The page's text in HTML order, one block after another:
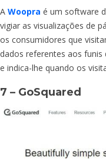
A Woopra é um software
vigiar as visualizações de
os consumidores que
dados referentes aos
e indica-lhe quando os
7 – GoSquared